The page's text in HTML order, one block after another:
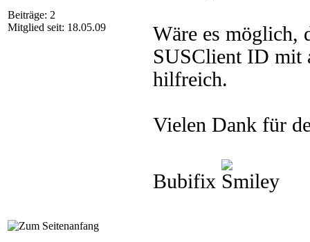
Beiträge: 2
Mitglied seit: 18.05.09
Wäre es möglich,
SUSClient ID mit
hilfreich.
Vielen Dank für
Bubifix